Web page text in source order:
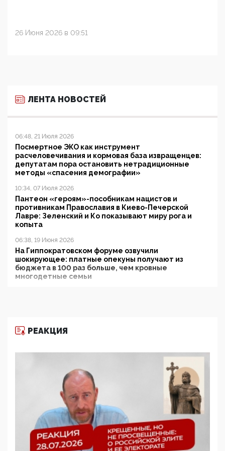
26 Июня 2026 в 09:51
ЛЕНТА НОВОСТЕЙ
06:48, 21 Июля 2026
Посмертное ЭКО как инструмент
расчеловечивания и кормовая база извращенцев:
депутатам пора остановить нетрадиционные
методы «спасения демографии»
10:34, 07 Июля 2026
Пантеон «героям»-пособникам нацистов и
противникам Православия в Киево-Печерской
Лавре: Зеленский и Ко показывают миру рога и
копыта
06:38, 19 Июня 2026
На Гиппократовском форуме озвучили
шокирующее: платные опекуны получают из
бюджета в 100 раз больше, чем кровные
многодетные семьи
11:53, 09 Июня 2026
деятельность ИИТО ЮНЕСКО в России, но
цифроглобалисты продолжают определять
повестку в образовании
09:43, 01 Июня 2026
5G за счет здоровья граждан: Минцифры намерено
отобрать у регионов и муниципалитетов право
защищать жилые дома и социальные объекты от
05:58, 26 Мая 2026
РЕАКЦИЯ